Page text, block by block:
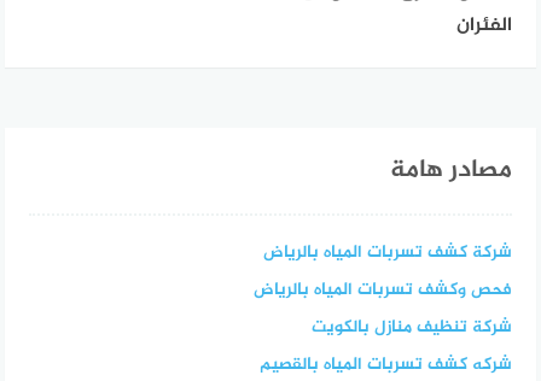
الفئران
مصادر هامة
شركة كشف تسربات المياه بالرياض
فحص وكشف تسربات المياه بالرياض
شركة تنظيف منازل بالكويت
شركه كشف تسربات المياه بالقصيم